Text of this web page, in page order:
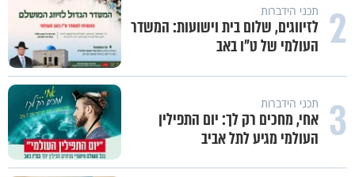
2 תכני הידברות
לזיווגים, שלום בית וישועות: המשדר
העולמי של ט"ו באב
3 תכני הידברות
אחי, מחכים רק לך: יום התפילין
העולמי מגיע לתל אביב